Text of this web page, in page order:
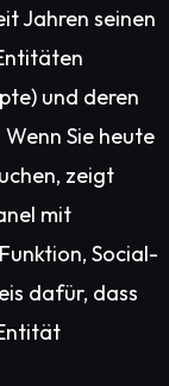
Jahren seinen
und deren
Sie heute
zeigt
mit
Social-
dafür, dass